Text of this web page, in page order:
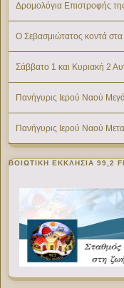
Δρομολόγια Επιστροφής
Ο Σεβασμιώτατος κοντά στα
Σάββατο 1 και Κυριακή 2
Πανήγυρις Ιερού Ναού
Πανήγυρις Ιερού Ναού
ΒΟΙΩΤΙΚΉ ΕΚΚΛΗΣΊΑ 99,2